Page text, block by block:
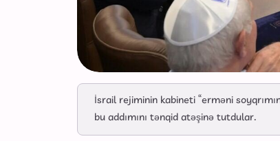
İsrail rejiminin kabineti “erməni
bu addımını tənqid atəşinə tutdular.